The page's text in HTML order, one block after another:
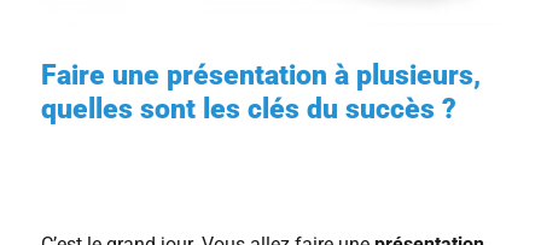
Faire une présentation à plusieurs,
quelles sont les clés du succès ?